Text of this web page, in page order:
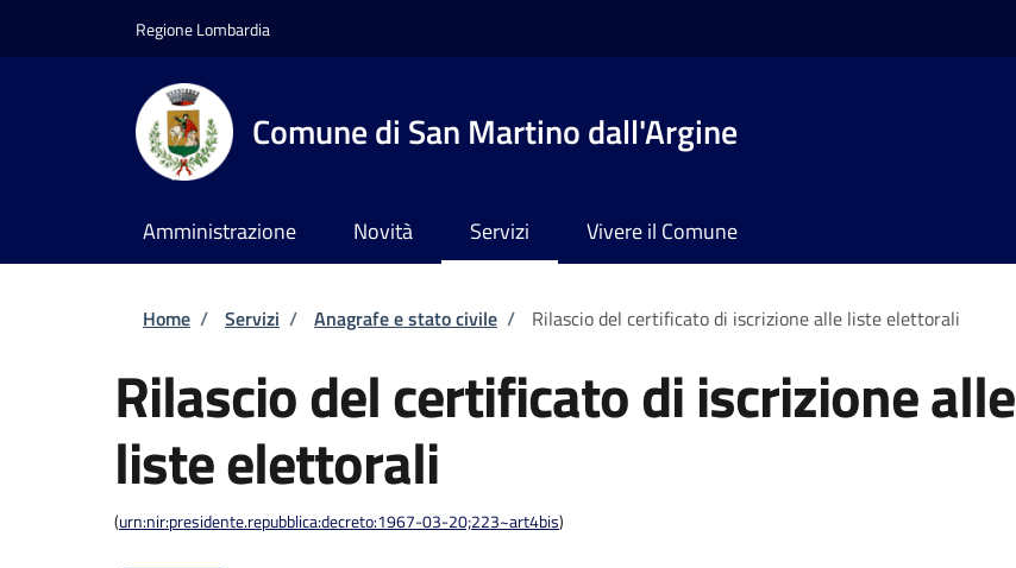
Regione Lombardia
Comune di San Martino dall'Argine
Amministrazione Novità Servizi Vivere il Comune
Briciole di pane
Home / Servizi / Anagrafe e stato civile / Rilascio del certificato di iscrizione alle liste elettorali
Rilascio del certificato di iscrizione alle
liste elettorali
(urn:nir:presidente.repubblica:decreto:1967-03-20;223~art4bis)